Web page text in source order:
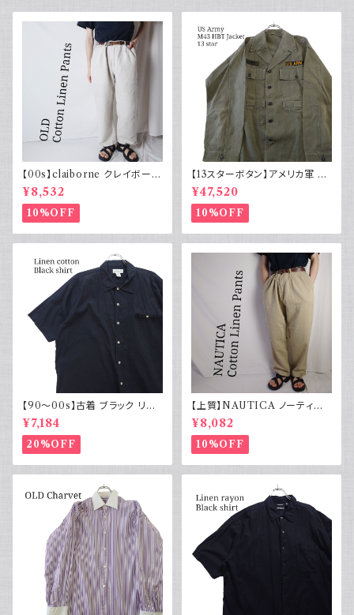
【00s】claiborne クレイボーン
リネンコットンパンツ ツータック
¥8,532
10%OFF
【13スターボタン】アメリカ軍 M
43 HBT ジャケット パッチ 軍物
実物
¥47,520
10%OFF
【90～00s】古着 ブラック リネ
ンコットンシャツ 黒 ボックスシ
ルエット
¥7,184
20%OFF
【上質】NAUTICA ノーティカ
コットンリネンパンツ ツータック
¥8,082
10%OFF